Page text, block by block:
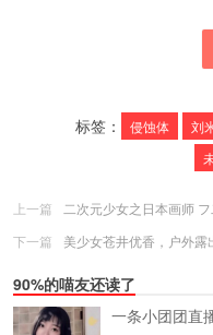
标签： 侵蚀体 刘
上一篇
二次元少女之日本画师
下一篇
美少女苍井优香，户外露
90%的喵友还读了
一条小团团直